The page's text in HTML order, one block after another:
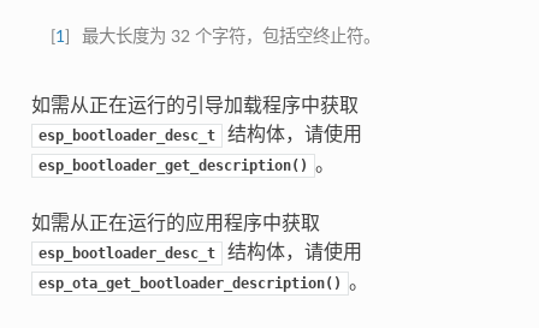
1 最大长度为 32 个字符，包括空终止符。
如需从正在运行的引导加载程序中获取
esp_bootloader_desc_t 结构体，请使用
esp_bootloader_get_description() 。
如需从正在运行的应用程序中获取
esp_bootloader_desc_t 结构体，请使用
esp_ota_get_bootloader_description() 。